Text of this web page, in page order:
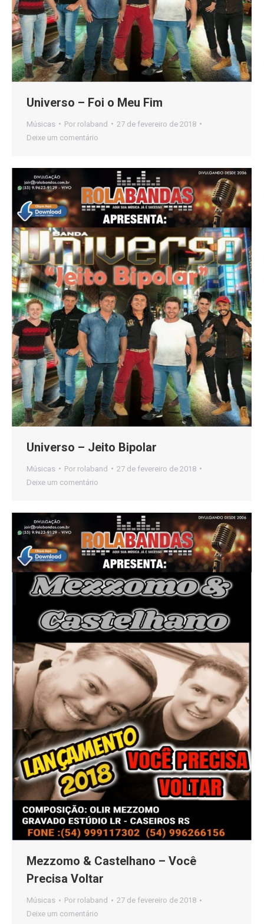
Universo – Foi o Meu Fim
Músicas Por rolaband
27 de fevereiro de 2018
Deixe um comentário
Universo – Jeito Bipolar
Músicas Por rolaband
27 de fevereiro de 2018
Deixe um comentário
Mezzomo & Castelhano – Você
Precisa Voltar
Músicas Por rolaband
27 de fevereiro de 2018
Deixe um comentário